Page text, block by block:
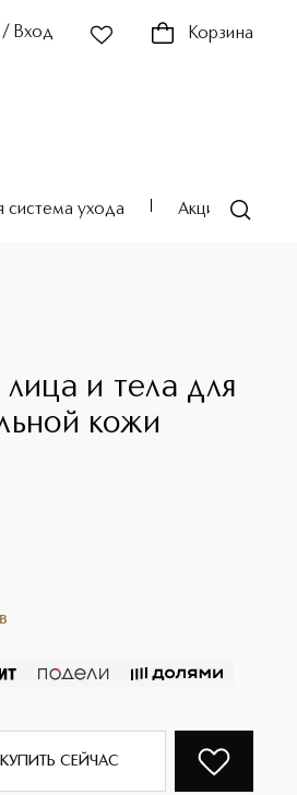
/ Вход Корзина
система ухода Акции
и тела для
кожи
КУПИТЬ СЕЙЧАС